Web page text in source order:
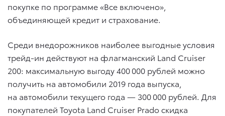
покупке по программе «Все включено»,
объединяющей кредит и страхование.
Среди внедорожников наиболее выгодные условия
трейд-ин действуют на флагманский Land Cruiser
200: максимальную выгоду 400 000 рублей можно
получить на автомобили 2019 года выпуска,
на автомобили текущего года — 300 000 рублей. Для
покупателей Toyota Land Cruiser Prado скидка